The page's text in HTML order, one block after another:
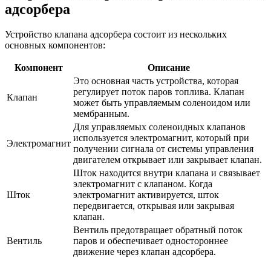
адсорбера
Устройство клапана адсорбера состоит из нескольких
основных компонентов:
Компонент Описание
Клапан
Это основная часть устройства, которая
регулирует поток паров топлива. Клапан
может быть управляемым соленоидом или
мембранным.
Электромагнит
Для управляемых соленоидных клапанов
используется электромагнит, который при
получении сигнала от системы управления
двигателем открывает или закрывает клапан.
Шток
Шток находится внутри клапана и связывает
электромагнит с клапаном. Когда
электромагнит активируется, шток
передвигается, открывая или закрывая
клапан.
Вентиль
Вентиль предотвращает обратный поток
паров и обеспечивает одностороннее
движение через клапан адсорбера.